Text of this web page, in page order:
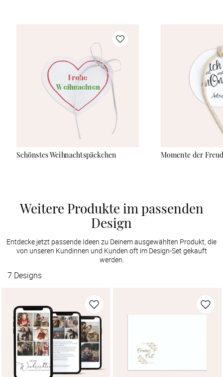
Schönstes Weihnachtspäckchen Momente der
Weitere Produkte im passenden
Design
Entdecke jetzt passende Ideen zu Deinem ausgewählten Produkt, die
von unseren Kundinnen und Kunden oft im Design-Set gekauft
werden.
7 Designs